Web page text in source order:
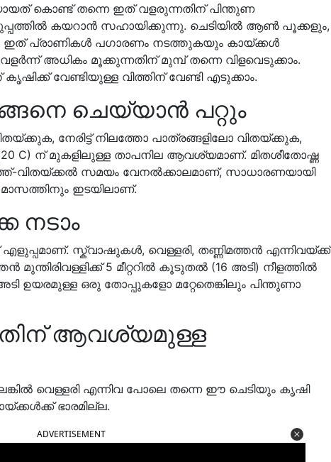
കൊണ്ട് തന്നെ ഇത് വളരുന്നതിന് പിന്തുണ
കയറാൻ സഹായിക്കുന്നു. ചെടിയിൽ ആൺ പൂക്കളും,
ഇത് പ്രാണികൾ പഗാരണം നടത്തുകയും കായ്ക്കൾ
അധികം മൂക്കുന്നതിന് മുമ്പ് തന്നെ വിളവെടുക്കാം.
വേണ്ടിയുള്ള വിത്തിന് വേണ്ടി എടുക്കാം.
ചെയ്യാൻ പറ്റും
നേരിട്ട് നിലത്തോ പാത്രങ്ങളിലോ വിതയ്ക്കുക,
C) ന് മുകളിലുള്ള താപനില ആവശ്യമാണ്. മിതശീതോഷ്ണ
വിതയ്ക്കൽ സമയം വേനൽക്കാലമാണ്, സാധാരണയായി
ഇടയിലാണ്.
നടാം
സ്ക്വാഷുകൾ, വെള്ളരി, തണ്ണിമത്തൻ എന്നിവയ്ക്ക്
5 മീറ്ററിൽ കൂടുതൽ (16 അടി) നീളത്തിൽ
ഉയരമുള്ള ഒരു തോപ്പുകളോ മറ്റേതെങ്കിലും പിന്തുണാ
ആവശ്യമുള്ള
വെള്ളരി എന്നിവ പോലെ തന്നെ ഈ ചെടിയും കൃഷി
ഭാരമില്ല.
ADVERTISEMENT